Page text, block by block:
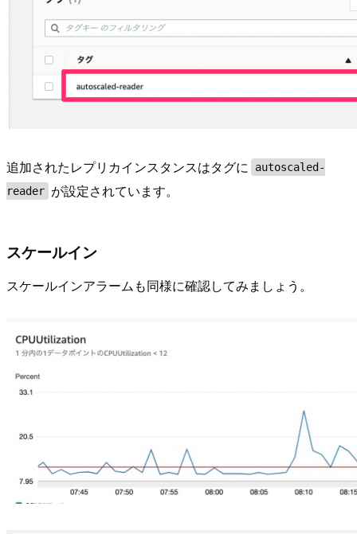
追加されたレプリカインスタンスはタグに
autoscaled-
reader が設定されています。
スケールイン
スケールインアラームも同様に確認してみましょう。